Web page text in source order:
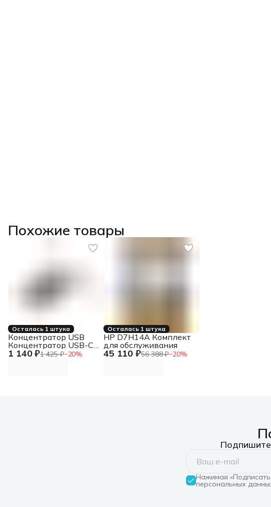
Похожие товары
Осталась 1 штука
1 140 ₽1 425 ₽−20%
Концентратор USB
Концентратор USB-C,
2xUSB 3.0, 2xUSB-C
Осталась 1 штука
45 110 ₽56 388 ₽−20%
HP D7H14A Комплект
для обслуживания
Нажимая
персональных